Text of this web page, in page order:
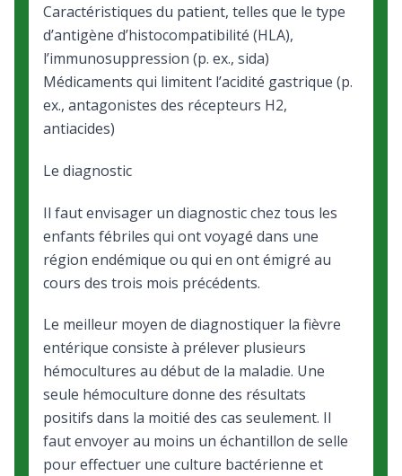
Caractéristiques du patient, telles que le type
d’antigène d’histocompatibilité (HLA),
l’immunosuppression (p. ex., sida)
Médicaments qui limitent l’acidité gastrique (p.
ex., antagonistes des récepteurs H2,
antiacides)
Le diagnostic
Il faut envisager un diagnostic chez tous les
enfants fébriles qui ont voyagé dans une
région endémique ou qui en ont émigré au
cours des trois mois précédents.
Le meilleur moyen de diagnostiquer la fièvre
entérique consiste à prélever plusieurs
hémocultures au début de la maladie. Une
seule hémoculture donne des résultats
positifs dans la moitié des cas seulement. Il
faut envoyer au moins un échantillon de selle
pour effectuer une culture bactérienne et